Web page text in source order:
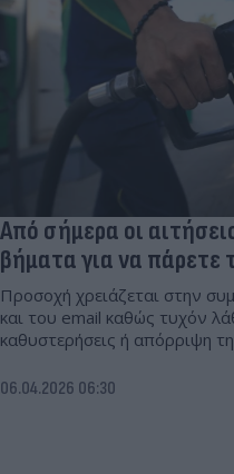
Από σήμερα οι
βήματα για να πάρετε
Προσοχή χρειάζεται στην
και του email καθώς τυχόν
καθυστερήσεις ή απόρριψη
06.04.2026 06:30